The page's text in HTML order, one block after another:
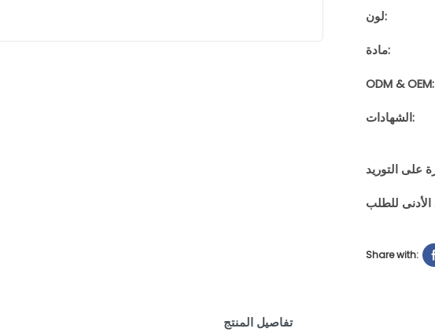
لون:
مادة:
ODM & OEM:
الشهادات:
Share with:
تفاصيل المنتج